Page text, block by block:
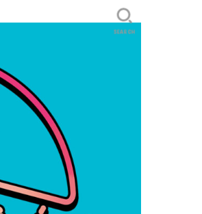
SEARCH